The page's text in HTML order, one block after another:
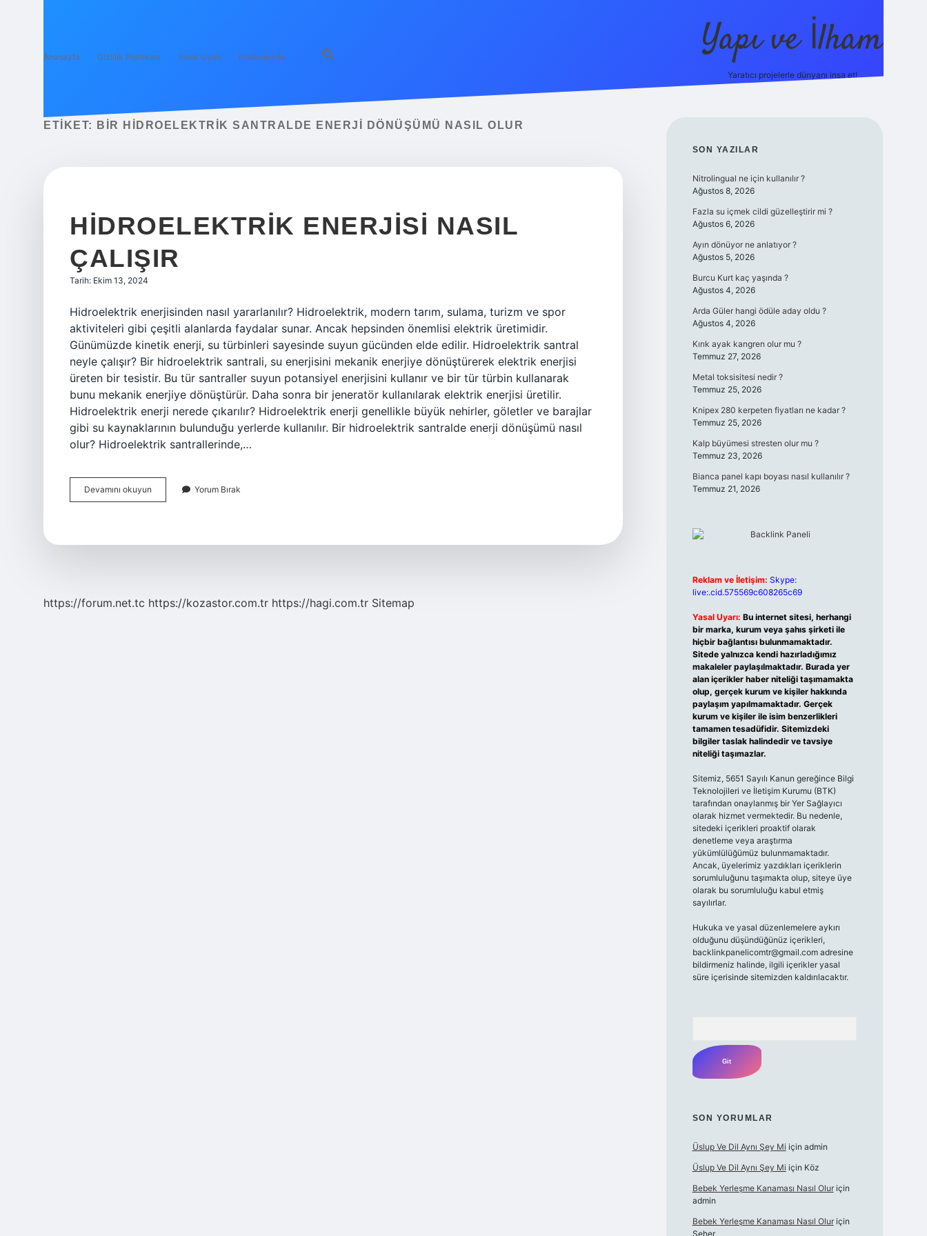
Anasayfa Gizlilik Politikası Yasal Uyarı Hakkımızda Yapı ve İlham
Yaratıcı projelerle dünyanı inşa et!
ETIKET: BIR HIDROELEKTRIK SANTRALDE ENERJI DÖNÜŞÜMÜ NASIL OLUR
HIDROELEKTRIK ENERJISI NASIL
ÇALIŞIR
Tarih: Ekim 13, 2024
Hidroelektrik enerjisinden nasıl yararlanılır? Hidroelektrik, modern tarım, sulama, turizm ve spor
aktiviteleri gibi çeşitli alanlarda faydalar sunar. Ancak hepsinden önemlisi elektrik üretimidir.
Günümüzde kinetik enerji, su türbinleri sayesinde suyun gücünden elde edilir. Hidroelektrik santral
neyle çalışır? Bir hidroelektrik santrali, su enerjisini mekanik enerjiye dönüştürerek elektrik enerjisi
üreten bir tesistir. Bu tür santraller suyun potansiyel enerjisini kullanır ve bir tür türbin kullanarak
bunu mekanik enerjiye dönüştürür. Daha sonra bir jeneratör kullanılarak elektrik enerjisi üretilir.
Hidroelektrik enerji nerede çıkarılır? Hidroelektrik enerji genellikle büyük nehirler, göletler ve barajlar
gibi su kaynaklarının bulunduğu yerlerde kullanılır. Bir hidroelektrik santralde enerji dönüşümü nasıl
olur? Hidroelektrik santrallerinde,…
Devamını okuyun Hidroelektrik
Enerjisi
Yorum Bırak
https://forum.net.tc https://kozastor.com.tr https://hagi.com.tr Sitemap
SIDEBAR
SON YAZILAR
Nitrolingual ne için kullanılır ?
Ağustos 8, 2026
Fazla su içmek cildi güzelleştirir mi ?
Ağustos 6, 2026
Ayın dönüyor ne anlatıyor ?
Ağustos 5, 2026
Burcu Kurt kaç yaşında ?
Ağustos 4, 2026
Arda Güler hangi ödüle aday oldu ?
Ağustos 4, 2026
Kırık ayak kangren olur mu ?
Temmuz 27, 2026
Metal toksisitesi nedir ?
Temmuz 25, 2026
Knipex 280 kerpeten fiyatları ne kadar ?
Temmuz 25, 2026
Kalp büyümesi stresten olur mu ?
Temmuz 23, 2026
Bianca panel kapı boyası nasıl kullanılır ?
Temmuz 21, 2026
Reklam ve İletişim: Skype:
live:.cid.575569c608265c69
Yasal Uyarı: Bu internet sitesi, herhangi
bir marka, kurum veya şahıs şirketi ile
hiçbir bağlantısı bulunmamaktadır.
Sitede yalnızca kendi hazırladığımız
makaleler paylaşılmaktadır. Burada yer
alan içerikler haber niteliği taşımamakta
olup, gerçek kurum ve kişiler hakkında
paylaşım yapılmamaktadır. Gerçek
kurum ve kişiler ile isim benzerlikleri
tamamen tesadüfidir. Sitemizdeki
bilgiler taslak halindedir ve tavsiye
niteliği taşımazlar.
Sitemiz, 5651 Sayılı Kanun gereğince Bilgi
Teknolojileri ve İletişim Kurumu (BTK)
tarafından onaylanmış bir Yer Sağlayıcı
olarak hizmet vermektedir. Bu nedenle,
sitedeki içerikleri proaktif olarak
denetleme veya araştırma
yükümlülüğümüz bulunmamaktadır.
Ancak, üyelerimiz yazdıkları içeriklerin
sorumluluğunu taşımakta olup, siteye üye
olarak bu sorumluluğu kabul etmiş
sayılırlar.
Hukuka ve yasal düzenlemelere aykırı
olduğunu düşündüğünüz içerikleri,
backlinkpanelicomtr@gmail.comadresine
bildirmeniz halinde, ilgili içerikler yasal
süre içerisinde sitemizden kaldırılacaktır.
SON YORUMLAR
Üslup Ve Dil Aynı Şey Mi için admin
Üslup Ve Dil Aynı Şey Mi için Köz
Bebek Yerleşme Kanaması Nasıl Oluriçin
admin
Bebek Yerleşme Kanaması Nasıl Oluriçin
Seher